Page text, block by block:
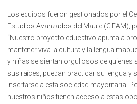
Los equipos fueron gestionados por el
Estudios Avanzados del Maule (CIEAM),
“Nuestro proyecto educativo apunta a
mantener viva la cultura y la lengua
y niñas se sientan orgullosos de quienes
sus raíces, puedan practicar su lengua y
insertarse a esta sociedad mayoritaria.
nuestros niños tienen acceso a estas